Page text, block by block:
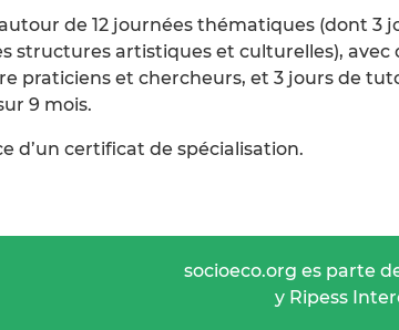
de 12 journées thématiques (dont 3
structures artistiques et culturelles), avec
praticiens et chercheurs, et 3 jours de
9 mois.
d’un certificat de spécialisation.
socioeco.org es parte
y Ripess